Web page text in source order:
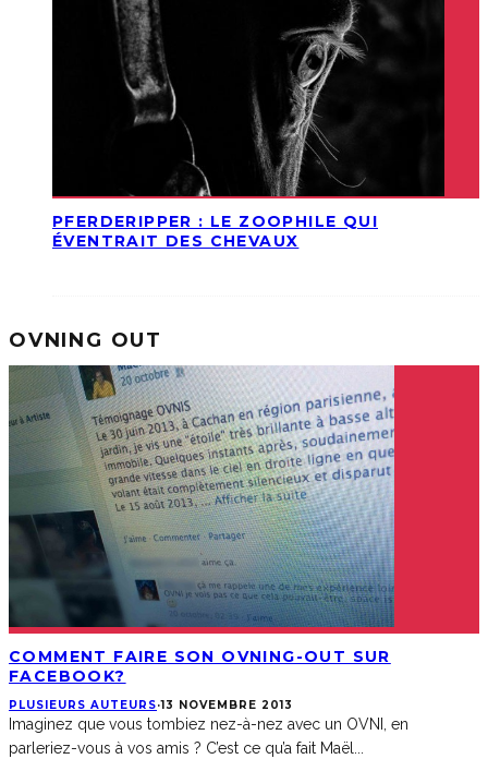
PFERDERIPPER : LE ZOOPHILE QUI
ÉVENTRAIT DES CHEVAUX
OVNING OUT
COMMENT FAIRE SON OVNING-OUT SUR
FACEBOOK?
PLUSIEURS AUTEURS·13 NOVEMBRE 2013
Imaginez que vous tombiez nez-à-nez avec un OVNI, en
parleriez-vous à vos amis ? C’est ce qu’a fait Maël...